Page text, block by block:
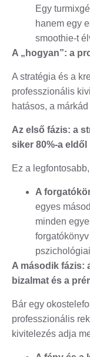
Egy
hanem egy
smoothie-t
A „hogyan”: a
A stratégia és a
professzionális
hatásos, a
Az első fázis: a
siker 80%-a eldől
Ez a
A
egyes
minden
forgatókönyv
A második fázis:
bizalmat és a
Bár egy
professzionális
kivitelezés adja